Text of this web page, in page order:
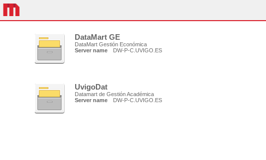
DataMart GE
DataMart Gestión Económica
Server name
DW-P-C.UVIGO.ES
UvigoDat
Datamart de Gestión Académica
Server name
DW-P-C.UVIGO.ES